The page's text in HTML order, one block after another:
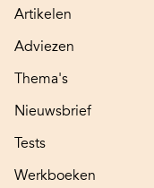
Artikelen
Adviezen
Thema's
Nieuwsbrief
Tests
Werkboeken